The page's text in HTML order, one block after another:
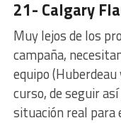
21- Calgary
Muy lejos de los
campaña,
equipo
curso, de seguir
situación real para